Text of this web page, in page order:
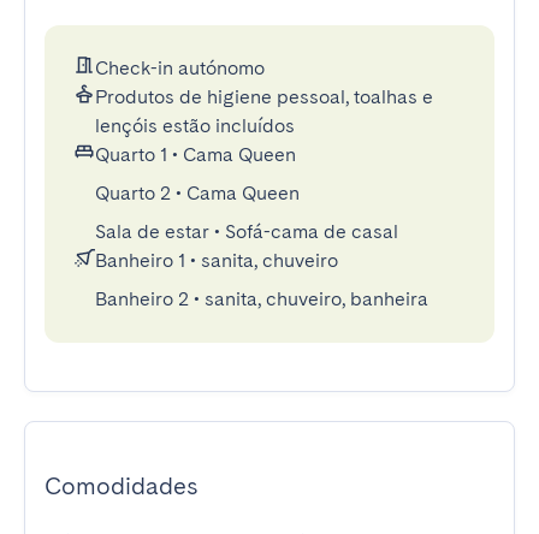
Check-in autónomo
Produtos de higiene pessoal, toalhas e
lençóis estão incluídos
Quarto 1 • Cama Queen
Quarto 2 • Cama Queen
Sala de estar • Sofá-cama de casal
Banheiro 1 • sanita, chuveiro
Banheiro 2 • sanita, chuveiro, banheira
Comodidades